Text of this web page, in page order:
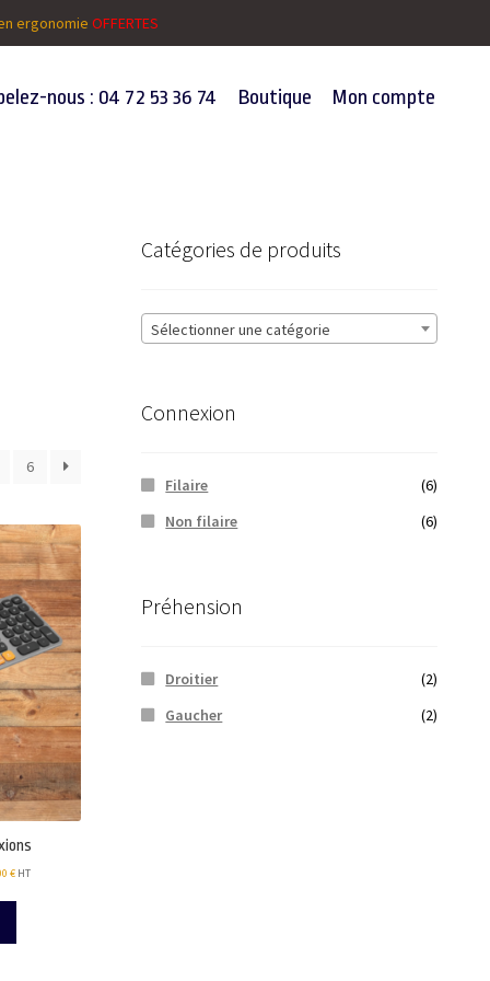
ergonomie OFFERTES
nous : 04 72 53 36 74 Boutique Mon compte
6
€ HT
Catégories de produits
Sélectionner une catégorie
Connexion
Filaire
(6)
Non filaire
(6)
Préhension
Droitier
(2)
Gaucher
(2)